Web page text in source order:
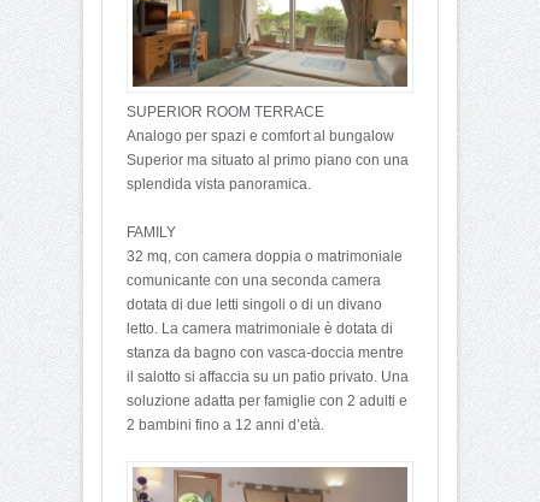
SUPERIOR ROOM TERRACE
Analogo per spazi e comfort al bungalow
Superior ma situato al primo piano con una
splendida vista panoramica.
FAMILY
32 mq, con camera doppia o matrimoniale
comunicante con una seconda camera
dotata di due letti singoli o di un divano
letto. La camera matrimoniale è dotata di
stanza da bagno con vasca-doccia mentre
il salotto si affaccia su un patio privato. Una
soluzione adatta per famiglie con 2 adulti e
2 bambini fino a 12 anni d’età.